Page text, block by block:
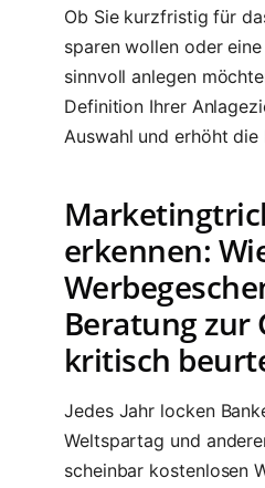
Ob Sie kurzfristig für
sparen wollen oder
sinnvoll anlegen
Definition Ihrer
Auswahl und erhöht die
erkennen:
Beratung zur
kritisch
Jedes Jahr locken
Weltspartag und
scheinbar kostenlosen